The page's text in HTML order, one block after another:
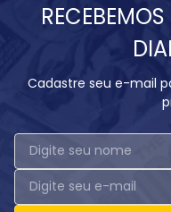
Cadastre seu e-mail